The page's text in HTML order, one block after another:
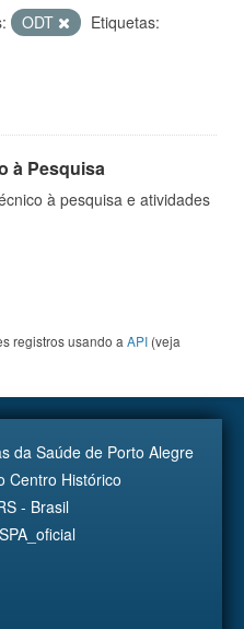
ODT
Etiquetas:
à Pesquisa
à pesquisa e atividades
registros usando a API (veja
da Saúde de Porto Alegre
Centro Histórico
- Brasil